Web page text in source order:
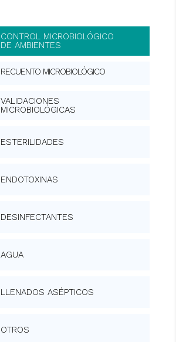
CONTROL MICROBIOLÓGICO
DE AMBIENTES
RECUENTO MICROBIOLÓGICO
VALIDACIONES
MICROBIOLÓGICAS
ESTERILIDADES
ENDOTOXINAS
DESINFECTANTES
AGUA
LLENADOS ASÉPTICOS
OTROS